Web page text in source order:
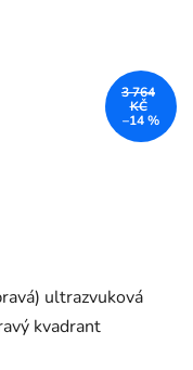
ultrazvuková
kvadrant
3 764
KČ
–14 %